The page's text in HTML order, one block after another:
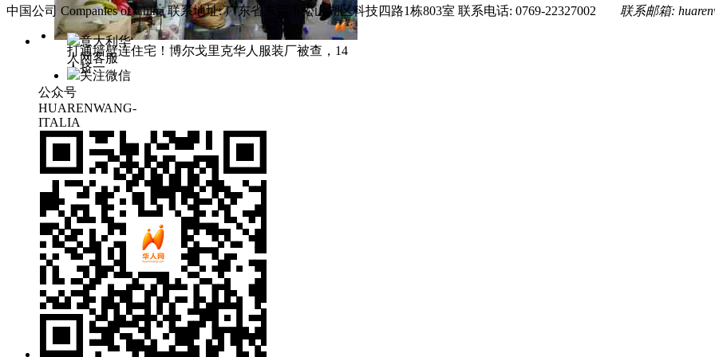
打通墙壁连住宅！博尔戈里克华人服装厂被查，14
人挤一
中国公司 Companies of China 联系地址: 广东省东莞市松山湖区科技四路1栋803室 联系电话: 0769-22327002 联系邮箱:
意大利华
人网客服
关注微信
公众号
HUARENWANG-
ITALIA